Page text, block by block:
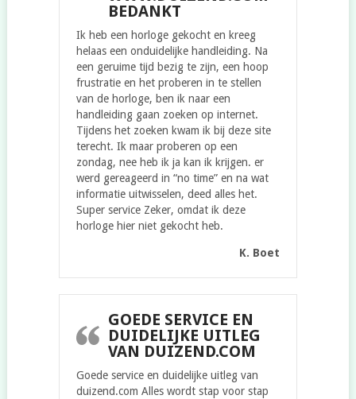
BEDANKT
Ik heb een horloge gekocht en kreeg
helaas een onduidelijke handleiding. Na
een geruime tijd bezig te zijn, een hoop
frustratie en het proberen in te stellen
van de horloge, ben ik naar een
handleiding gaan zoeken op internet.
Tijdens het zoeken kwam ik bij deze site
terecht. Ik maar proberen op een
zondag, nee heb ik ja kan ik krijgen. er
werd gereageerd in “no time” en na wat
informatie uitwisselen, deed alles het.
Super service Zeker, omdat ik deze
horloge hier niet gekocht heb.
K. Boet
GOEDE SERVICE EN
DUIDELIJKE UITLEG
VAN DUIZEND.COM
Goede service en duidelijke uitleg van
duizend.com Alles wordt stap voor stap